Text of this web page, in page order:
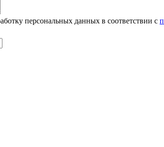
персональных данных в соответствии с